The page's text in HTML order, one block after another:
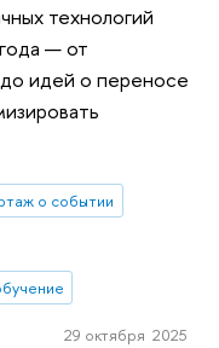
технологий
— от
идей о переносе
о событии
29 октября 2025